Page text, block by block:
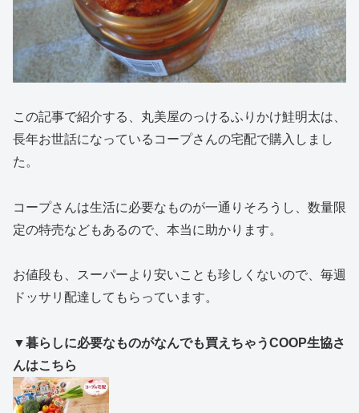
この記事で紹介する、丸美屋のっけるふりかけ鮭明太は、
長年お世話になっているコープさんの宅配で購入しまし
た。
コープさんは生活に必要なものが一通りそろうし、数量限
定の特売などもあるので、本当に助かります。
お値段も、スーパーより安いことも珍しくないので、毎週
ドッサリ配達してもらっています。
▼暮らしに必要なものがなんでも買えちゃうCOOP生協さ
んはこちら